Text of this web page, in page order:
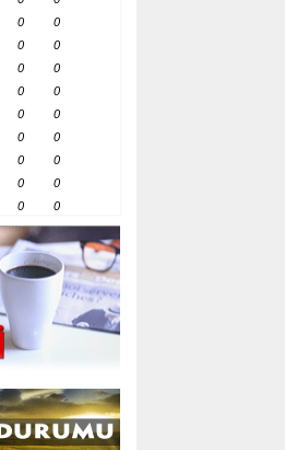
0
0
0
0
0
0
0
0
0
0
0
0
0
0
0
0
0 0